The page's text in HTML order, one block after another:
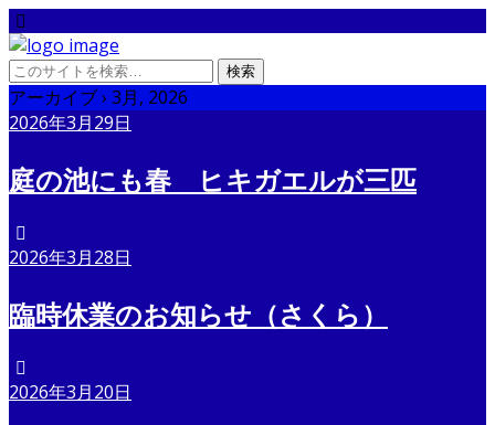
アーカイブ › 3月, 2026
2026年3月29日
庭の池にも春 ヒキガエルが三匹
2026年3月28日
臨時休業のお知らせ（さくら）
2026年3月20日